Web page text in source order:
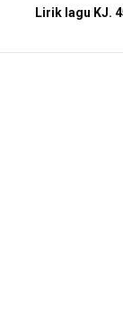
Lirik lagu KJ.